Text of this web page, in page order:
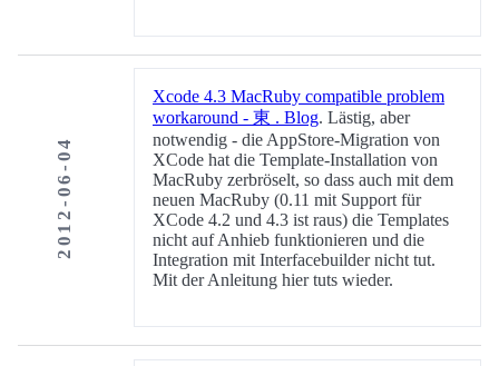
2012-06-04
Xcode 4.3 MacRuby compatible problem
workaround - 東 . Blog. Lästig, aber
notwendig - die AppStore-Migration von
XCode hat die Template-Installation von
MacRuby zerbröselt, so dass auch mit dem
neuen MacRuby (0.11 mit Support für
XCode 4.2 und 4.3 ist raus) die Templates
nicht auf Anhieb funktionieren und die
Integration mit Interfacebuilder nicht tut.
Mit der Anleitung hier tuts wieder.